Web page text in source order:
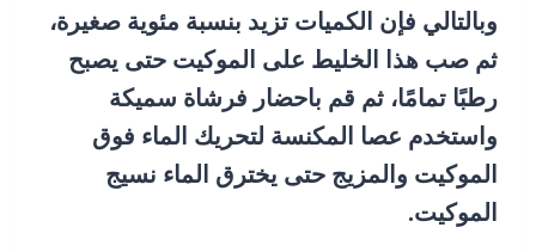
وبالتالي فإن الكميات تزيد بنسبة مئوية صغيرة،
ثم صب هذا الخليط على الموكيت حتى يصبح
رطبًا تمامًا، ثم قم باحضار فرشاة سميكة
واستخدم عصا المكنسة لتحريك الماء فوق
الموكيت والمزيج حتى يخترق الماء نسيج
الموكيت.